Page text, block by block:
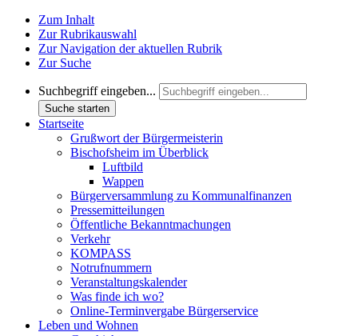
Zum Inhalt
Zur Rubrikauswahl
Zur Navigation der aktuellen Rubrik
Zur Suche
Suchbegriff eingeben...
Suche starten
Startseite
Grußwort der Bürgermeisterin
Bischofsheim im Überblick
Luftbild
Wappen
Bürgerversammlung zu Kommunalfinanzen
Pressemitteilungen
Öffentliche Bekanntmachungen
Verkehr
KOMPASS
Notrufnummern
Veranstaltungskalender
Was finde ich wo?
Online-Terminvergabe Bürgerservice
Leben und Wohnen